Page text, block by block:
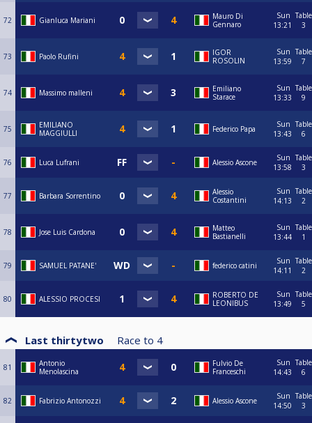
72 Gianluca Mariani
Mauro Di
Gennaro
Sun
13:21
Table
3
73 Paolo Rufini
IGOR
ROSOLIN
Sun
13:59
Table
7
74 Massimo malleni
Emiliano
Starace
Sun
13:33
Table
9
75
EMILIANO
MAGGIULLI
Federico Papa
Sun
13:43
Table
6
76 Luca Lufrani Alessio Ascone
Sun
13:58
Table
3
77 Barbara Sorrentino
Alessio
Costantini
Sun
14:13
Table
2
78 Jose Luis Cardona
Matteo
Bastianelli
Sun
13:44
Table
1
79 SAMUEL PATANE' federico catini
Sun
14:11
Table
2
80 ALESSIO PROCESI
ROBERTO DE
LEONIBUS
Sun
13:49
Table
5
Last thirtytwo Race to 4
81
Antonio
Menolascina
Fulvio De
Franceschi
Sun
14:43
Table
6
82 Fabrizio Antonozzi Alessio Ascone
Sun
14:50
Table
3